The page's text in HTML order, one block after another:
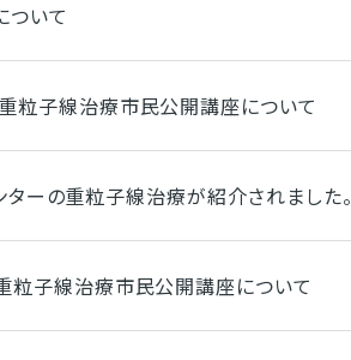
いて
粒子線治療市民公開講座について
ーの重粒子線治療が紹介されました。
子線治療市民公開講座について